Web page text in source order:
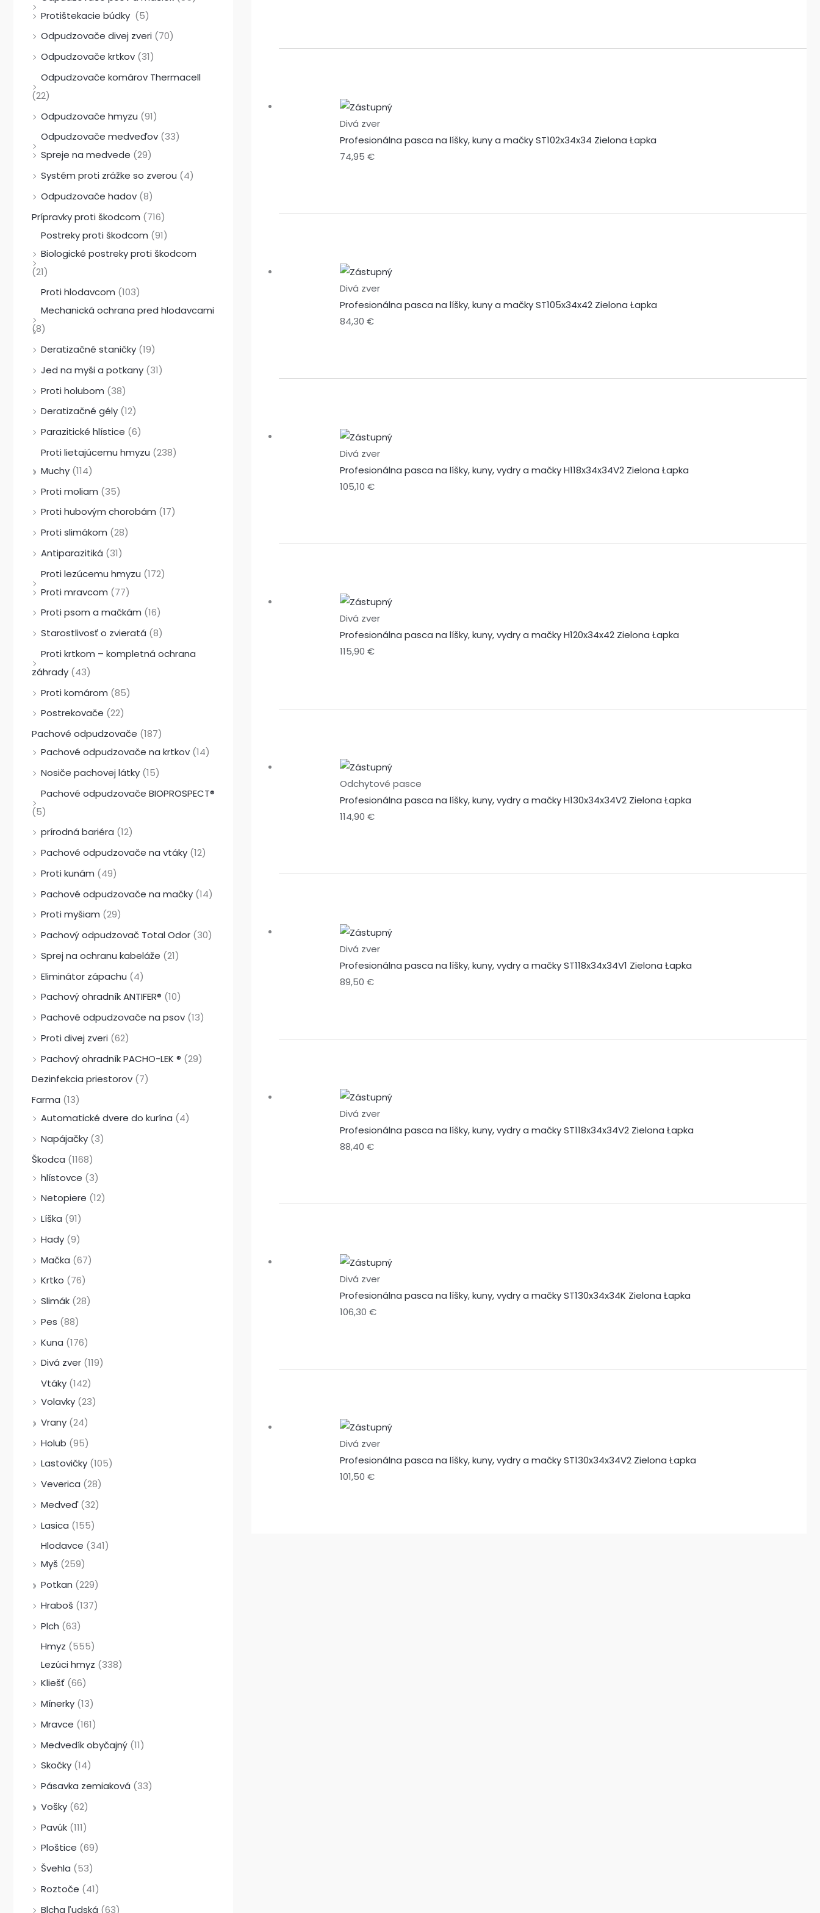
Protištekacie búdky (5)
Odpudzovače divej zveri (70)
Odpudzovače krtkov (31)
Odpudzovače komárov Thermacell
(22)
Odpudzovače hmyzu (91)
Odpudzovače medveďov (33)
Spreje na medvede (29)
Systém proti zrážke so zverou (4)
Odpudzovače hadov (8)
Prípravky proti škodcom (716)
Postreky proti škodcom (91)
Biologické postreky proti škodcom
(21)
Proti hlodavcom (103)
Mechanická ochrana pred hlodavcami
(8)
Deratizačné staničky (19)
Jed na myši a potkany (31)
Proti holubom (38)
Deratizačné gély (12)
Parazitické hlístice (6)
Proti lietajúcemu hmyzu (238)
Muchy (114)
Proti moliam (35)
Proti hubovým chorobám (17)
Proti slimákom (28)
Antiparazitiká (31)
Proti lezúcemu hmyzu (172)
Proti mravcom (77)
Proti psom a mačkám (16)
Starostlivosť o zvieratá (8)
Proti krtkom – kompletná ochrana
záhrady (43)
Proti komárom (85)
Postrekovače (22)
Pachové odpudzovače (187)
Pachové odpudzovače na krtkov (14)
Nosiče pachovej látky (15)
Pachové odpudzovače BIOPROSPECT®
(5)
prírodná bariéra (12)
Pachové odpudzovače na vtáky (12)
Proti kunám (49)
Pachové odpudzovače na mačky (14)
Proti myšiam (29)
Pachový odpudzovač Total Odor (30)
Sprej na ochranu kabeláže (21)
Eliminátor zápachu (4)
Pachový ohradník ANTIFER® (10)
Pachové odpudzovače na psov (13)
Proti divej zveri (62)
Pachový ohradník PACHO-LEK ® (29)
Dezinfekcia priestorov (7)
Farma (13)
Automatické dvere do kurína (4)
Napájačky (3)
Škodca (1168)
hlístovce (3)
Netopiere (12)
Líška (91)
Hady (9)
Mačka (67)
Krtko (76)
Slimák (28)
Pes (88)
Kuna (176)
Divá zver (119)
Vtáky (142)
Volavky (23)
Vrany (24)
Holub (95)
Lastovičky (105)
Veverica (28)
Medveď (32)
Lasica (155)
Hlodavce (341)
Myš (259)
Potkan (229)
Hraboš (137)
Plch (63)
Hmyz (555)
Lezúci hmyz (338)
Kliešť (66)
Mínerky (13)
Mravce (161)
Medvedík obyčajný (11)
Skočky (14)
Pásavka zemiaková (33)
Vošky (62)
Pavúk (111)
Ploštice (69)
Švehla (53)
Roztoče (41)
Blcha ľudská (63)
:
9
€
.
0
€
.
2
€
.
3
0
€
.
,
0
€
.
5
9
€
.
Divá zver
Profesionálna pasca na líšky, kuny a mačky ST102x34x34 Zielona Łapka
74,95€
Divá zver
Profesionálna pasca na líšky, kuny a mačky ST105x34x42 Zielona Łapka
84,30€
Divá zver
Profesionálna pasca na líšky, kuny, vydry a mačky H118x34x34V2 Zielona Łapka
105,10€
Divá zver
Profesionálna pasca na líšky, kuny, vydry a mačky H120x34x42 Zielona Łapka
115,90€
Odchytové pasce
Profesionálna pasca na líšky, kuny, vydry a mačky H130x34x34V2 Zielona Łapka
114,90€
Divá zver
Profesionálna pasca na líšky, kuny, vydry a mačky ST118x34x34V1 Zielona Łapka
89,50€
Divá zver
Profesionálna pasca na líšky, kuny, vydry a mačky ST118x34x34V2 Zielona Łapka
88,40€
Divá zver
Profesionálna pasca na líšky, kuny, vydry a mačky ST130x34x34K Zielona Łapka
106,30€
Divá zver
Profesionálna pasca na líšky, kuny, vydry a mačky ST130x34x34V2 Zielona Łapka
101,50€